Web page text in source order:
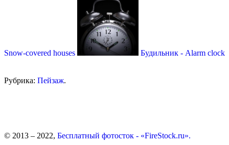
Snow-covered houses Будильник - Alarm clock
Рубрика: Пейзаж.
© 2013 – 2022, Бесплатный фотосток - «FireStock.ru».